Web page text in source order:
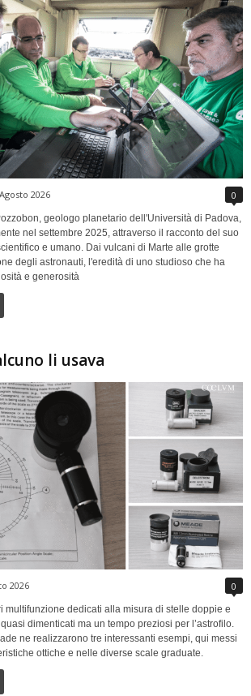
2026 0
geologo planetario dell'Università di Padova,
nel settembre 2025, attraverso il racconto del suo
e umano. Dai vulcani di Marte alle grotte
degli astronauti, l'eredità di uno studioso che ha
e generosità
li usava
2026 0
multifunzione dedicati alla misura di stelle doppie e
dimenticati ma un tempo preziosi per l’astrofilo.
ne realizzarono tre interessanti esempi, qui messi
ottiche e nelle diverse scale graduate.